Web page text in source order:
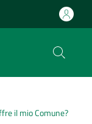
il mio Comune?